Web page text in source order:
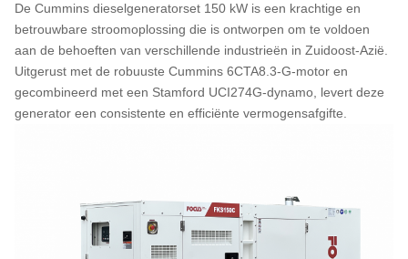
De Cummins dieselgeneratorset 150 kW is een krachtige en
betrouwbare stroomoplossing die is ontworpen om te voldoen
aan de behoeften van verschillende industrieën in Zuidoost-Azië.
Uitgerust met de robuuste Cummins 6CTA8.3-G-motor en
gecombineerd met een Stamford UCI274G-dynamo, levert deze
generator een consistente en efficiënte vermogensafgifte.